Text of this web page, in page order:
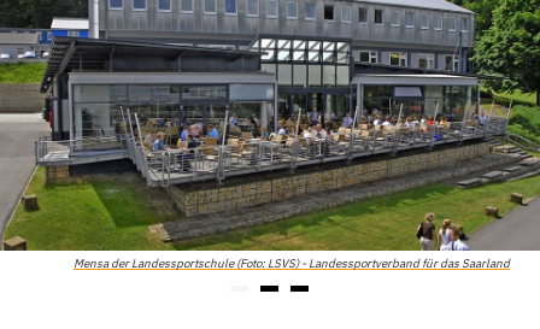
Mensa der Landessportschule (Foto: LSVS) - Landessportverband für das Saarland